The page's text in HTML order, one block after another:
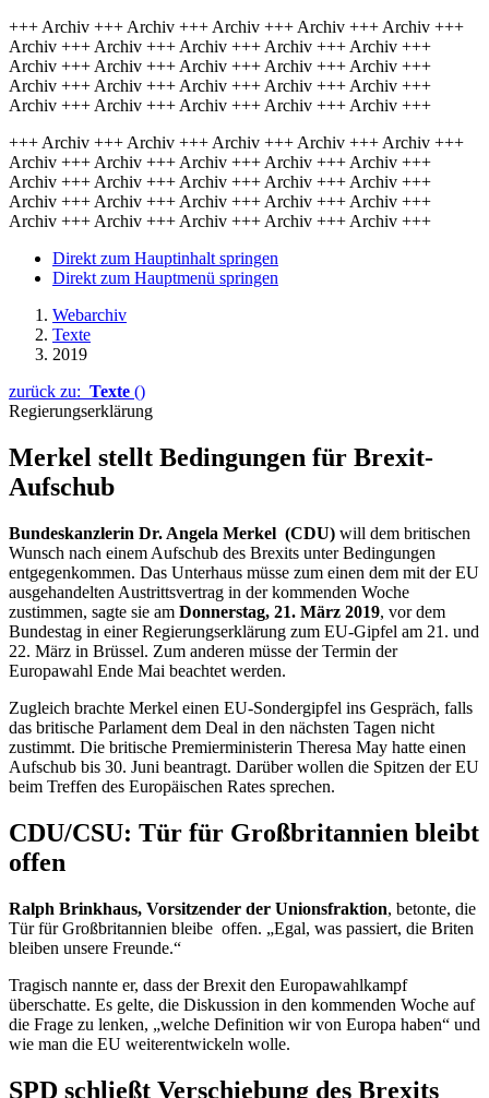
+++ Archiv +++ Archiv +++ Archiv +++ Archiv +++ Archiv +++
Archiv +++ Archiv +++ Archiv +++ Archiv +++ Archiv +++
Archiv +++ Archiv +++ Archiv +++ Archiv +++ Archiv +++
Archiv +++ Archiv +++ Archiv +++ Archiv +++ Archiv +++
Archiv +++ Archiv +++ Archiv +++ Archiv +++ Archiv +++
+++ Archiv +++ Archiv +++ Archiv +++ Archiv +++ Archiv +++
Archiv +++ Archiv +++ Archiv +++ Archiv +++ Archiv +++
Archiv +++ Archiv +++ Archiv +++ Archiv +++ Archiv +++
Archiv +++ Archiv +++ Archiv +++ Archiv +++ Archiv +++
Archiv +++ Archiv +++ Archiv +++ Archiv +++ Archiv +++
Direkt zum Hauptinhalt springen
Direkt zum Hauptmenü springen
Webarchiv
Texte
2019
zurück zu: Texte ()
Regierungserklärung
Merkel stellt Bedingungen für Brexit-
Aufschub
Bundeskanzlerin Dr. Angela Merkel (CDU) will dem britischen
Wunsch nach einem Aufschub des Brexits unter Bedingungen
entgegenkommen. Das Unterhaus müsse zum einen dem mit der EU
ausgehandelten Austrittsvertrag in der kommenden Woche
zustimmen, sagte sie am Donnerstag, 21. März 2019, vor dem
Bundestag in einer Regierungserklärung zum EU-Gipfel am 21. und
22. März in Brüssel. Zum anderen müsse der Termin der
Europawahl Ende Mai beachtet werden.
Zugleich brachte Merkel einen EU-Sondergipfel ins Gespräch, falls
das britische Parlament dem Deal in den nächsten Tagen nicht
zustimmt. Die britische Premierministerin Theresa May hatte einen
Aufschub bis 30. Juni beantragt. Darüber wollen die Spitzen der EU
beim Treffen des Europäischen Rates sprechen.
CDU/CSU: Tür für Großbritannien bleibt
offen
Ralph Brinkhaus, Vorsitzender der Unionsfraktion, betonte, die
Tür für Großbritannien bleibe offen. „Egal, was passiert, die Briten
bleiben unsere Freunde.“
Tragisch nannte er, dass der Brexit den Europawahlkampf
überschatte. Es gelte, die Diskussion in den kommenden Woche auf
die Frage zu lenken, „welche Definition wir von Europa haben“ und
wie man die EU weiterentwickeln wolle.
SPD schließt Verschiebung des Brexits